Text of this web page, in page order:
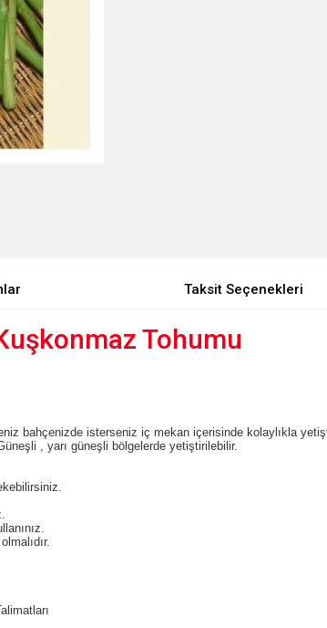
Taksit Seçenekleri
Tohumu
bahçenizde isterseniz iç mekan içerisinde kolaylıkla
, yarı güneşli bölgelerde yetiştirilebilir.